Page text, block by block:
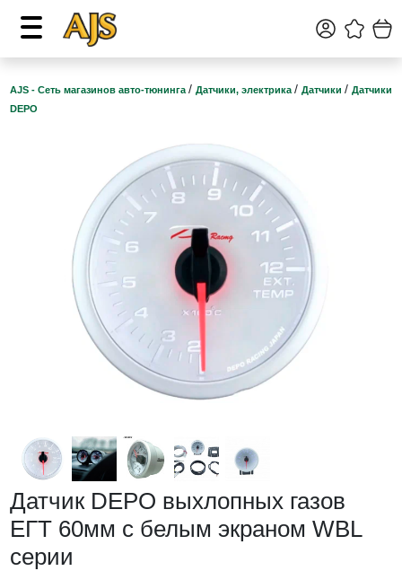
AJS - Сеть магазинов авто-тюнинга / Датчики, электрика / Датчики / Датчики
DEPO
Датчик DEPO выхлопных газов
ЕГТ 60мм с белым экраном WBL
серии